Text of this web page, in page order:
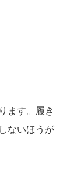
ます。履き
ないほうが